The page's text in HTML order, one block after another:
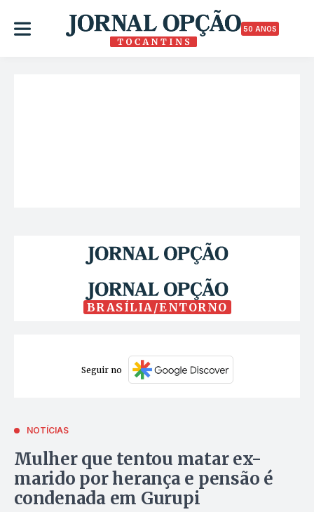
50 ANOS
BRASÍLIA/ENTORNO
Seguir no
NOTÍCIAS
Mulher que tentou matar ex-
marido por herança e pensão é
condenada em Gurupi